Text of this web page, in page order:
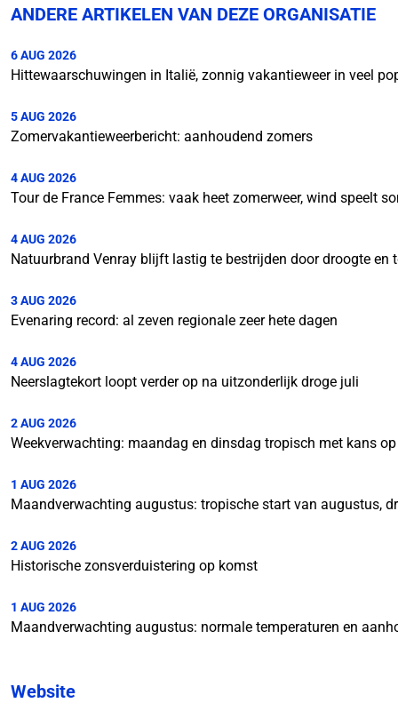
ANDERE ARTIKELEN VAN DEZE ORGANISATIE
6 AUG 2026
Hittewaarschuwingen in Italië, zonnig vakantieweer in veel
5 AUG 2026
Zomervakantieweerbericht: aanhoudend zomers
4 AUG 2026
Tour de France Femmes: vaak heet zomerweer, wind speelt
4 AUG 2026
Natuurbrand Venray blijft lastig te bestrijden door droogte en
3 AUG 2026
Evenaring record: al zeven regionale zeer hete dagen
4 AUG 2026
Neerslagtekort loopt verder op na uitzonderlijk droge juli
2 AUG 2026
Weekverwachting: maandag en dinsdag tropisch met kans
1 AUG 2026
Maandverwachting augustus: tropische start van augustus,
2 AUG 2026
Historische zonsverduistering op komst
1 AUG 2026
Maandverwachting augustus: normale temperaturen en
Website